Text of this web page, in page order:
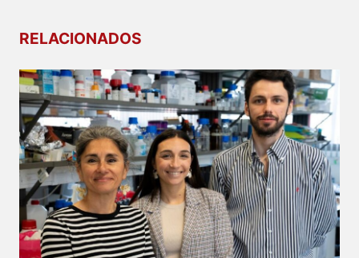
RELACIONADOS